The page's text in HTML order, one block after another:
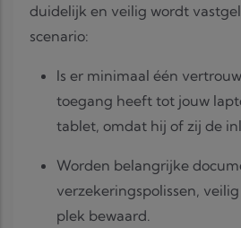
duidelijk en veilig wordt
scenario:
Is er minimaal één
toegang heeft tot jouw
tablet, omdat hij of zij de
Worden belangrijke
verzekeringspolissen,
plek bewaard.